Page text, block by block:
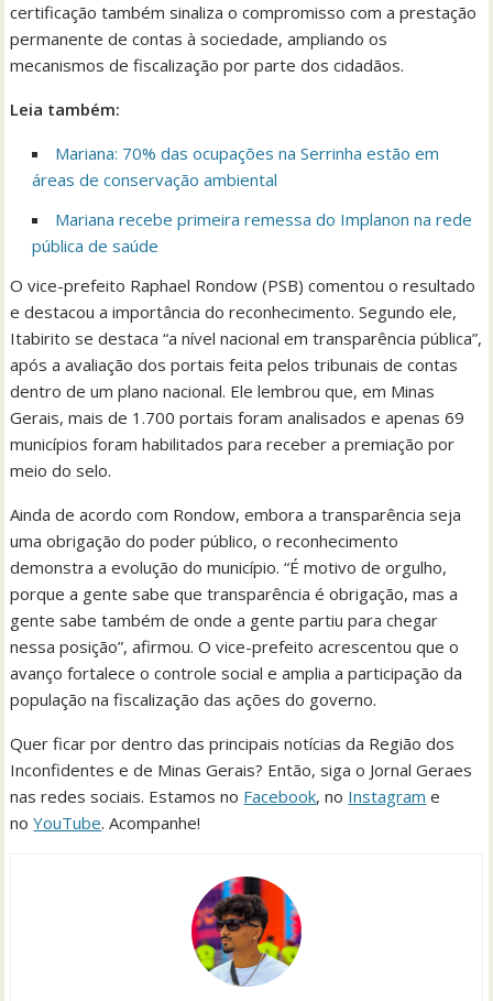
certificação também sinaliza o compromisso com a prestação
permanente de contas à sociedade, ampliando os
mecanismos de fiscalização por parte dos cidadãos.
Leia também:
Mariana: 70% das ocupações na Serrinha estão em
áreas de conservação ambiental
Mariana recebe primeira remessa do Implanon na rede
pública de saúde
O vice-prefeito Raphael Rondow (PSB) comentou o resultado
e destacou a importância do reconhecimento. Segundo ele,
Itabirito se destaca “a nível nacional em transparência pública”,
após a avaliação dos portais feita pelos tribunais de contas
dentro de um plano nacional. Ele lembrou que, em Minas
Gerais, mais de 1.700 portais foram analisados e apenas 69
municípios foram habilitados para receber a premiação por
meio do selo.
Ainda de acordo com Rondow, embora a transparência seja
uma obrigação do poder público, o reconhecimento
demonstra a evolução do município. “É motivo de orgulho,
porque a gente sabe que transparência é obrigação, mas a
gente sabe também de onde a gente partiu para chegar
nessa posição”, afirmou. O vice-prefeito acrescentou que o
avanço fortalece o controle social e amplia a participação da
população na fiscalização das ações do governo.
Quer ficar por dentro das principais notícias da Região dos
Inconfidentes e de Minas Gerais? Então, siga o Jornal Geraes
nas redes sociais. Estamos no Facebook, no Instagram e
noYouTube. Acompanhe!